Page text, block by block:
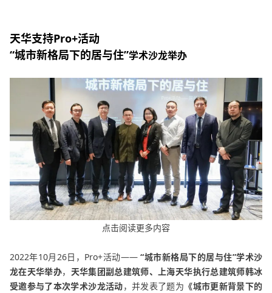
天华支持Pro+活动
“城市新格局下的居与住”学术沙龙举办
点击阅读更多内容
2022年10月26日，Pro+活动——“城市新格局下的居与住”学术沙
龙在天华举办， 天华集团副总建筑师、上海天华执行总建筑师韩冰
受邀参与了本次学术沙龙活动，并发表了题为 《城市更新背景下的